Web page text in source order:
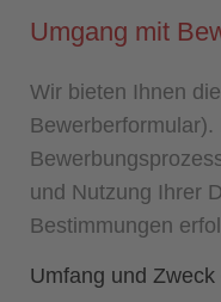
Umgang mit
Wir bieten Ihnen
und Nutzung Ihrer
Bestimmungen
Umfang und